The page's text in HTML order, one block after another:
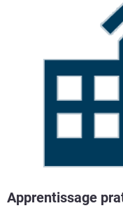
Apprentissage